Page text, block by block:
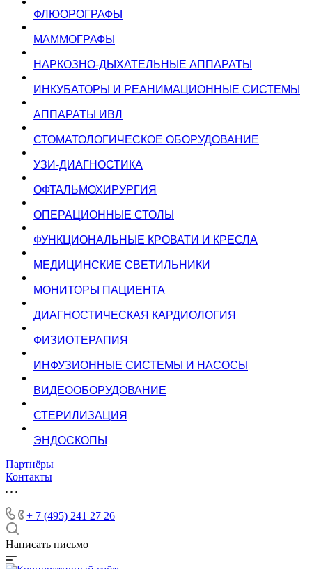
ФЛЮОРОГРАФЫ
МАММОГРАФЫ
НАРКОЗНО-ДЫХАТЕЛЬНЫЕ АППАРАТЫ
ИНКУБАТОРЫ И РЕАНИМАЦИОННЫЕ СИСТЕМЫ
АППАРАТЫ ИВЛ
СТОМАТОЛОГИЧЕСКОЕ ОБОРУДОВАНИЕ
УЗИ-ДИАГНОСТИКА
ОФТАЛЬМОХИРУРГИЯ
ОПЕРАЦИОННЫЕ СТОЛЫ
ФУНКЦИОНАЛЬНЫЕ КРОВАТИ И КРЕСЛА
МЕДИЦИНСКИЕ СВЕТИЛЬНИКИ
МОНИТОРЫ ПАЦИЕНТА
ДИАГНОСТИЧЕСКАЯ КАРДИОЛОГИЯ
ФИЗИОТЕРАПИЯ
ИНФУЗИОННЫЕ СИСТЕМЫ И НАСОСЫ
ВИДЕООБОРУДОВАНИЕ
СТЕРИЛИЗАЦИЯ
ЭНДОСКОПЫ
Партнёры
Контакты
+ 7 (495) 241 27 26
Написать письмо